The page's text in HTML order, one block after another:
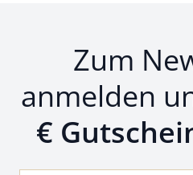
Zum
anmelden
€